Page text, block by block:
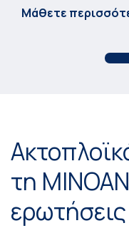
Μάθετε
τη